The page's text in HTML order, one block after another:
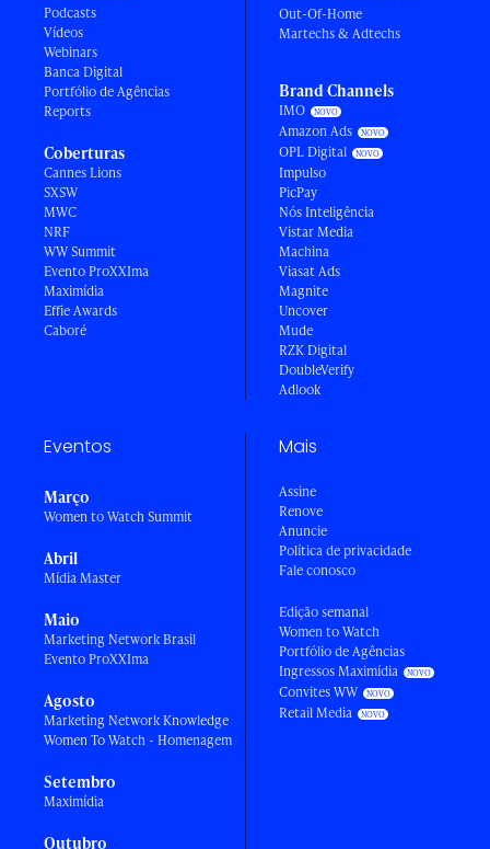
Podcasts
Vídeos
Webinars
Banca Digital
Portfólio de Agências
Reports
Coberturas
Cannes Lions
SXSW
MWC
NRF
WW Summit
Evento ProXXIma
Maximídia
Effie Awards
Caboré
Out-Of-Home
Martechs & Adtechs
Brand Channels
IMO
Amazon Ads
OPL Digital
Impulso
PicPay
Nós Inteligência
Vistar Media
Machina
Viasat Ads
Magnite
Uncover
Mude
RZK Digital
DoubleVerify
Adlook
Eventos
Março
Women to Watch Summit
Abril
Mídia Master
Maio
Marketing Network Brasil
Evento ProXXIma
Agosto
Marketing Network Knowledge
Women To Watch - Homenagem
Setembro
Maximídia
Outubro
Mais
Assine
Renove
Anuncie
Política de privacidade
Fale conosco
Edição semanal
Women to Watch
Portfólio de Agências
Ingressos Maximídia
Convites WW
Retail Media